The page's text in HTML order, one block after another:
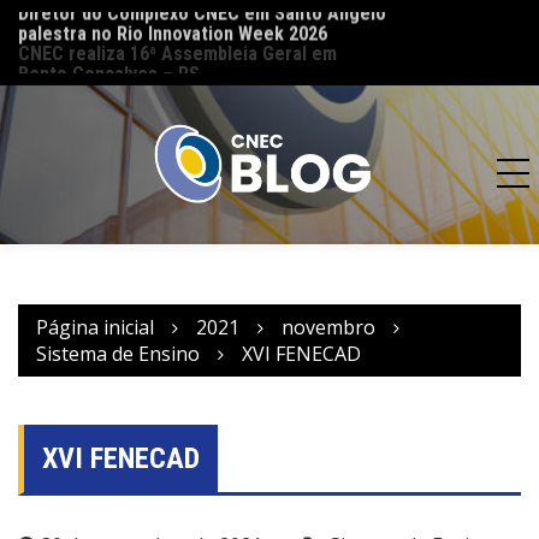
palestra no Rio Innovation Week 2026
CNEC realiza 16ª Assembleia Geral em
Bento Gonçalves – RS
Página inicial 2021
novembro
Sistema de Ensino
XVI FENECAD
XVI FENECAD